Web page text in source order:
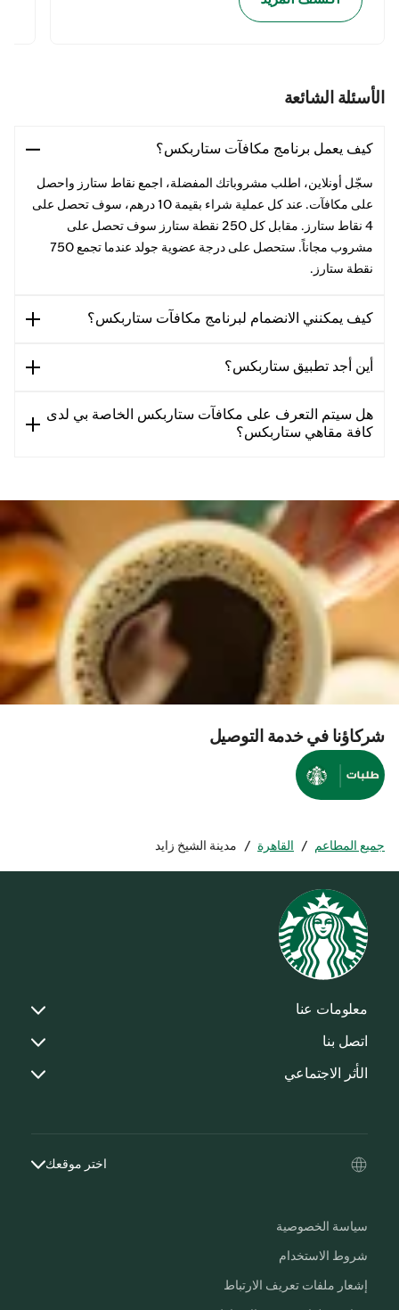
الأسئلة الشائعة
كيف يعمل برنامج مكافآت ستاربكس؟
سجّل أونلاين، اطلب مشروباتك المفضلة، اجمع نقاط ستارز واحصل
على مكافآت. عند كل عملية شراء بقيمة 10 درهم، سوف تحصل على
4 نقاط ستارز. مقابل كل 250 نقطة ستارز سوف تحصل على
مشروب مجاناً. ستحصل على درجة عضوية جولد عندما تجمع 750
نقطة ستارز.
كيف يمكنني الانضمام لبرنامج مكافآت ستاربكس؟
أين أجد تطبيق ستاربكس؟
هل سيتم التعرف على مكافآت ستاربكس الخاصة بي لدى
كافة مقاهي ستاربكس؟
شركاؤنا في خدمة التوصيل
جميع المطاعم / القاهرة / مدينة الشيخ زايد
معلومات عنا
اتصل بنا
الأثر الاجتماعي
اختر موقعك
سياسة الخصوصية
شروط الاستخدام
إشعار ملفات تعريف الارتباط